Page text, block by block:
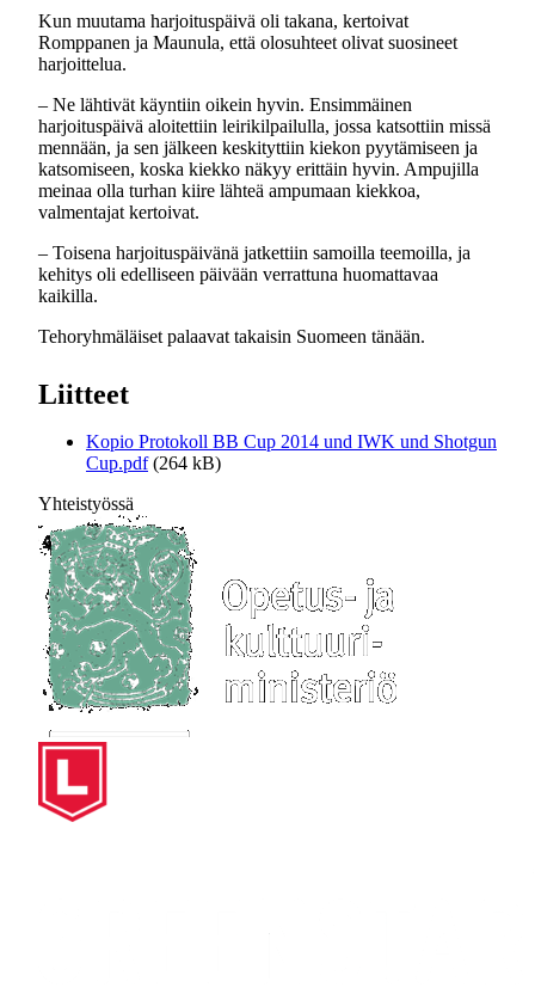
Kun muutama harjoituspäivä oli takana, kertoivat
Romppanen ja Maunula, että olosuhteet olivat suosineet
harjoittelua.
– Ne lähtivät käyntiin oikein hyvin. Ensimmäinen
harjoituspäivä aloitettiin leirikilpailulla, jossa katsottiin missä
mennään, ja sen jälkeen keskityttiin kiekon pyytämiseen ja
katsomiseen, koska kiekko näkyy erittäin hyvin. Ampujilla
meinaa olla turhan kiire lähteä ampumaan kiekkoa,
valmentajat kertoivat.
– Toisena harjoituspäivänä jatkettiin samoilla teemoilla, ja
kehitys oli edelliseen päivään verrattuna huomattavaa
kaikilla.
Tehoryhmäläiset palaavat takaisin Suomeen tänään.
Liitteet
Kopio Protokoll BB Cup 2014 und IWK und Shotgun
Cup.pdf (264 kB)
Yhteistyössä